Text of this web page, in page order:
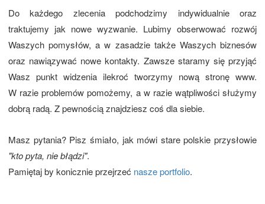
Do każdego zlecenia podchodzimy indywidualnie oraz
traktujemy jak nowe wyzwanie. Lubimy obserwować rozwój
Waszych pomysłów, a w zasadzie także Waszych biznesów
oraz nawiązywać nowe kontakty. Zawsze staramy się przyjąć
Wasz punkt widzenia ilekroć tworzymy nową stronę www.
W razie problemów pomożemy, a w razie wątpliwości służymy
dobrą radą. Z pewnością znajdziesz coś dla siebie.
Masz pytania? Pisz śmiało, jak mówi stare polskie przysłowie
"kto pyta, nie błądzi".
Pamiętaj by konicznie przejrzeć nasze portfolio.